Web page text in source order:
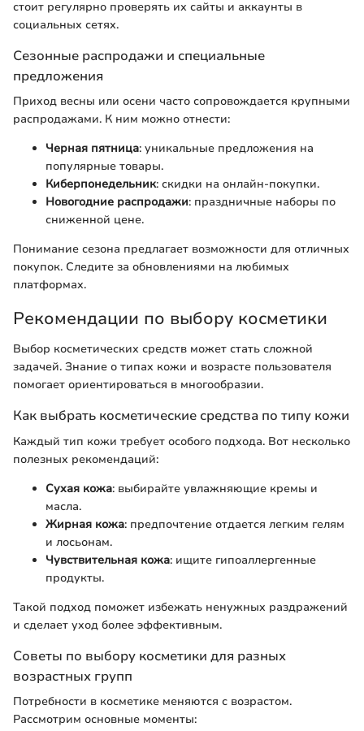
стоит регулярно проверять их сайты и аккаунты в
социальных сетях.
Сезонные распродажи и специальные
предложения
Приход весны или осени часто сопровождается крупными
распродажами. К ним можно отнести:
Черная пятница: уникальные предложения на
популярные товары.
Киберпонедельник: скидки на онлайн-покупки.
Новогодние распродажи: праздничные наборы по
сниженной цене.
Понимание сезона предлагает возможности для отличных
покупок. Следите за обновлениями на любимых
платформах.
Рекомендации по выбору косметики
Выбор косметических средств может стать сложной
задачей. Знание о типах кожи и возрасте пользователя
помогает ориентироваться в многообразии.
Как выбрать косметические средства по типу кожи
Каждый тип кожи требует особого подхода. Вот несколько
полезных рекомендаций:
Сухая кожа: выбирайте увлажняющие кремы и
масла.
Жирная кожа: предпочтение отдается легким гелям
и лосьонам.
Чувствительная кожа: ищите гипоаллергенные
продукты.
Такой подход поможет избежать ненужных раздражений
и сделает уход более эффективным.
Советы по выбору косметики для разных
возрастных групп
Потребности в косметике меняются с возрастом.
Рассмотрим основные моменты: